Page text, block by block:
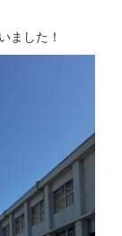
ました！